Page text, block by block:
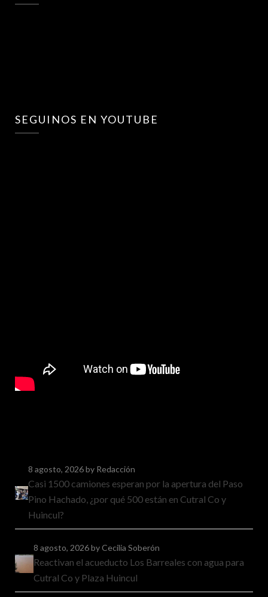
SEGUINOS EN YOUTUBE
8 agosto, 2026by Redacción
Casi 1500 camiones esperan por la apertura del Paso
Pino Hachado, ¿por qué 500 están en Cutral Co y
Huincul?
8 agosto, 2026by Cecilia Soberón
Reactivan el acueducto Los Barreales con agua para
Cutral Co y Plaza Huincul